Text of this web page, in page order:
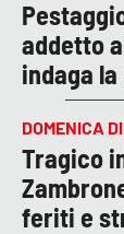
addetto
indaga
DOMENICA
Tragico
feriti e